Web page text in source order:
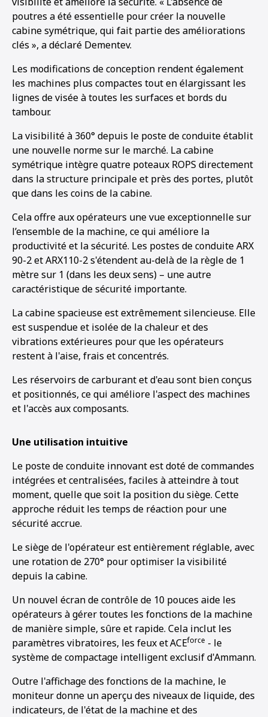
poutres a été essentielle pour créer la nouvelle
cabine symétrique, qui fait partie des améliorations
clés », a déclaré Dementev.
Les modifications de conception rendent également
les machines plus compactes tout en élargissant les
lignes de visée à toutes les surfaces et bords du
tambour.
La visibilité à 360° depuis le poste de conduite établit
une nouvelle norme sur le marché. La cabine
symétrique intègre quatre poteaux ROPS directement
dans la structure principale et près des portes, plutôt
que dans les coins de la cabine.
Cela offre aux opérateurs une vue exceptionnelle sur
l’ensemble de la machine, ce qui améliore la
productivité et la sécurité. Les postes de conduite ARX
90-2 et ARX110-2 s'étendent au-delà de la règle de 1
mètre sur 1 (dans les deux sens) – une autre
caractéristique de sécurité importante.
La cabine spacieuse est extrêmement silencieuse. Elle
est suspendue et isolée de la chaleur et des
vibrations extérieures pour que les opérateurs
restent à l'aise, frais et concentrés.
Les réservoirs de carburant et d'eau sont bien conçus
et positionnés, ce qui améliore l'aspect des machines
et l'accès aux composants.
Une utilisation intuitive
Le poste de conduite innovant est doté de commandes
intégrées et centralisées, faciles à atteindre à tout
moment, quelle que soit la position du siège. Cette
approche réduit les temps de réaction pour une
sécurité accrue.
Le siège de l'opérateur est entièrement réglable, avec
une rotation de 270° pour optimiser la visibilité
depuis la cabine.
Un nouvel écran de contrôle de 10 pouces aide les
opérateurs à gérer toutes les fonctions de la machine
de manière simple, sûre et rapide. Cela inclut les
paramètres vibratoires, les feux etACEforce - le
système de compactage intelligent exclusif d'Ammann.
Outre l'affichage des fonctions de la machine, le
moniteur donne un aperçu des niveaux de liquide, des
indicateurs, de l'état de la machine et des